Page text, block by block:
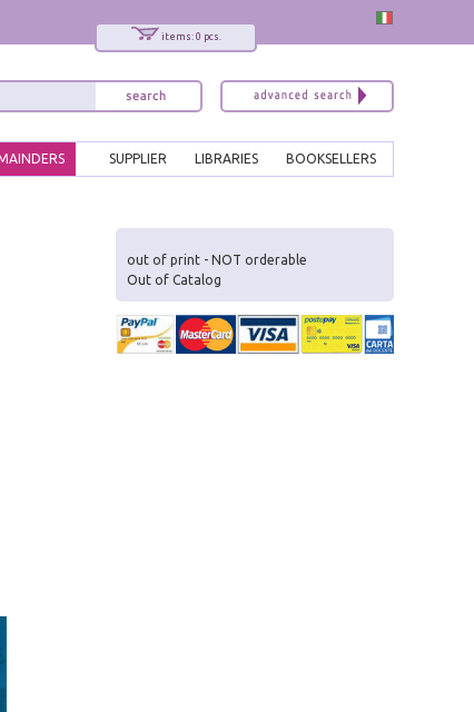
items: 0 pcs.
BOOKSELLERS
LIBRARIES
SUPPLIER
out of print - NOT orderable
Out of Catalog
x
Interessato ai nostri libri?
Allora iscriviti alla nostra newsletter!
Sarai informato delle nostre novità, potrai
comunque cancellarti quando desideri.